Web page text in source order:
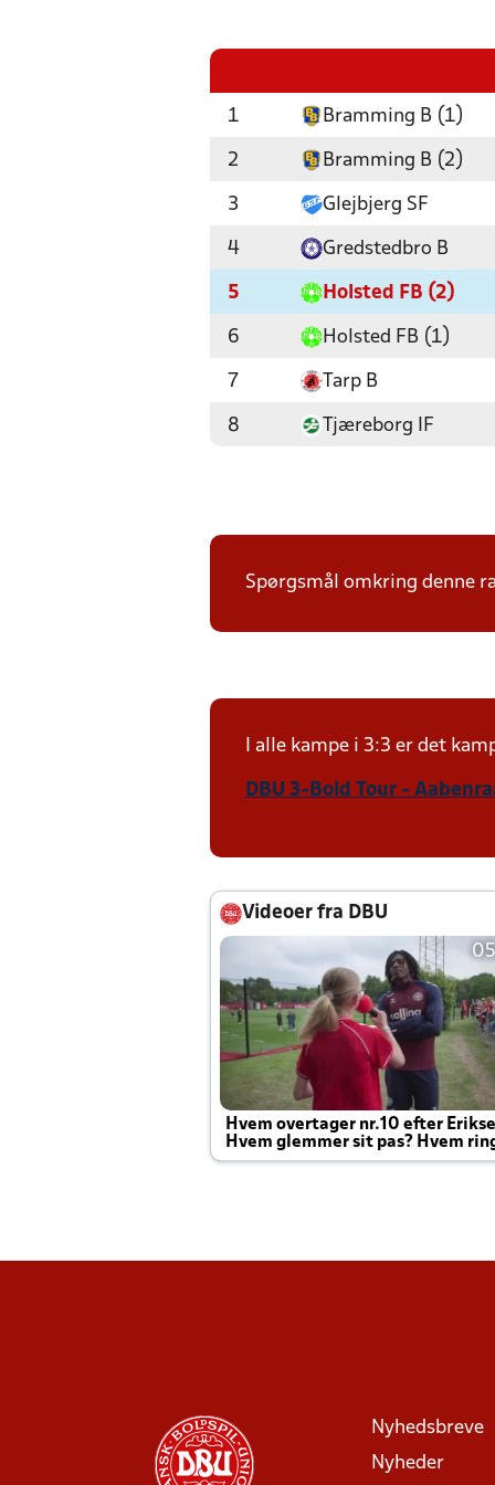
1 Bramming B (1)
2 Bramming B (2)
3 Glejbjerg SF
4 Gredstedbro B
5 Holsted FB (2)
6 Holsted FB (1)
7 Tarp B
8 Tjæreborg IF
Spørgsmål omkring denne
I alle kampe i 3:3 er det
DBU 3-Bold Tour -
Videoer fra DBU
Hvem overtager nr.10 efter
Hvem glemmer sit pas? Hvem
Joachim altid til efter kampe?
Nyhedsbreve
Nyheder